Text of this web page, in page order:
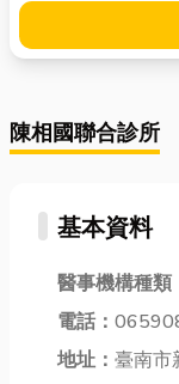
陳相國聯合診所
基本資料
醫事機構種類
電話：
地址： 臺南市